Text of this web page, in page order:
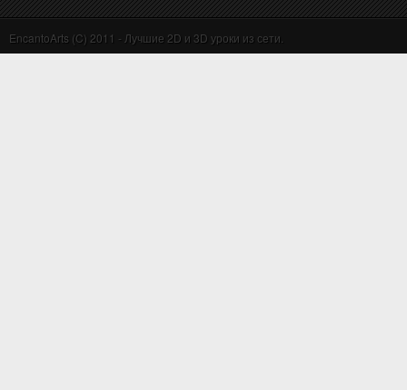
EncantoArts (C) 2011 - Лучшие 2D и 3D уроки из сети.